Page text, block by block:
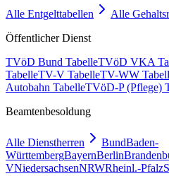
Alle Entgelttabellen
Alle
Öffentlicher Dienst
TVöD Bund TabelleTVöD VKA
TabelleTV-V TabelleTV-WW
Autobahn TabelleTVöD-P (Pflege)
Beamtenbesoldung
Alle Dienstherren BundBaden-
WürttembergBayernBerlin
VNiedersachsenNRWRheinl.-Pfalz